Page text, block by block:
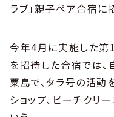
ラブ」親子ペア合宿に
今年4月に実施した第
を招待した合宿では
粟島で、タラ号の活
ショップ、ビーチクリ